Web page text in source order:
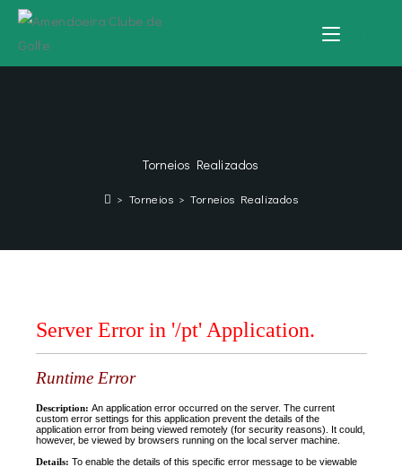
Torneios Realizados
> Torneios > Torneios Realizados